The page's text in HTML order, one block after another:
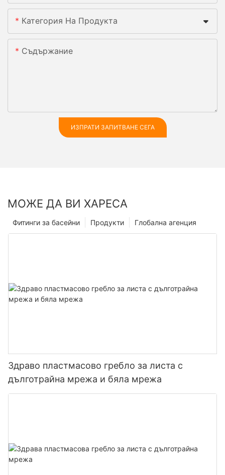
Категория На Продукта
Съдържание
ИЗПРАТИ ЗАПИТВАНЕ СЕГА
МОЖЕ ДА ВИ ХАРЕСА
Глобална агенция
Продукти
Фитинги за басейни
Здраво пластмасово гребло за листа с
дълготрайна мрежа и бяла мрежа